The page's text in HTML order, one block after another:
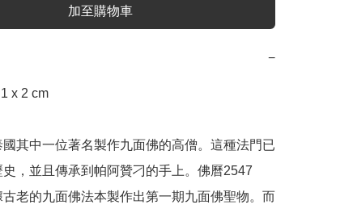
加至購物車
−
x 2 cm
其中一位著名製作九面佛的高僧。這種法門已
，並且傳承到帕阿贊刁的手上。佛曆2547
老的九面佛法本製作出第一期九面佛聖物。而